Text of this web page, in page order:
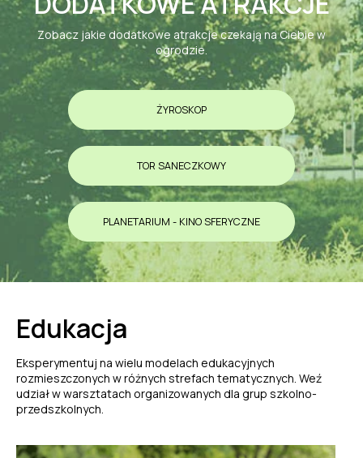
Zobacz jakie dodatkowe atrakcje czekają na Ciebie w
ogrodzie.
ŻYROSKOP
TOR SANECZKOWY
PLANETARIUM - KINO SFERYCZNE
Edukacja
Eksperymentuj na wielu modelach edukacyjnych
rozmieszczonych w różnych strefach tematycznych. Weź
udział w warsztatach organizowanych dla grup szkolno-
przedszkolnych.